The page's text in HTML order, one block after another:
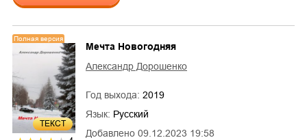
ТЕКСТ
Полная версия
Добавлено 09.12.2023 19:58
Мечта Новогодняя
Александр Дорошенко
Год выхода: 2019
Язык: Русский